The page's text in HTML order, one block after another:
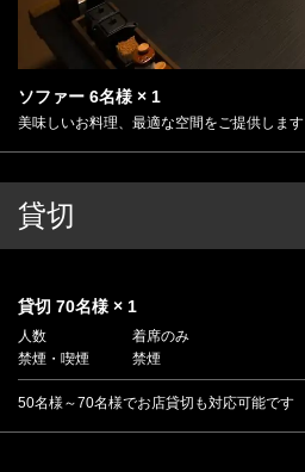
ソファー 6名様 × 1
美味しいお料理、最適な空間をご提供します
貸切
貸切 70名様 × 1
人数
着席のみ
禁煙・喫煙
禁煙
50名様～70名様でお店貸切も対応可能です